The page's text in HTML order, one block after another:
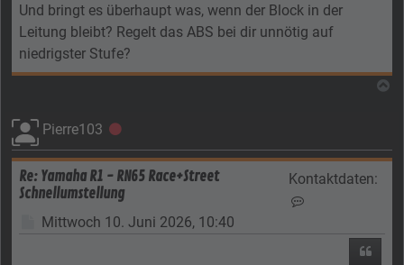
Und bringt es überhaupt was, wenn der Block in der
Leitung bleibt? Regelt das ABS bei dir unnötig auf
niedrigster Stufe?
Pierre103 Offline
Re: Yamaha R1 - RN65 Race+Street
Schnellumstellung
Kontaktdaten:
Beitrag
Mittwoch 10. Juni 2026, 10:40